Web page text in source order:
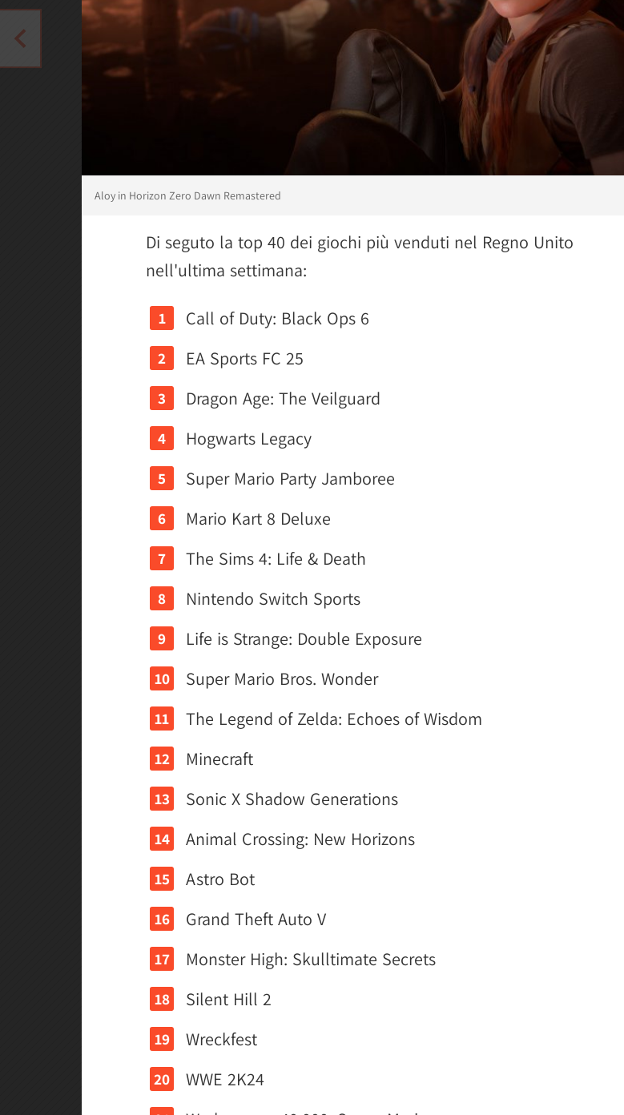
Aloy in Horizon Zero Dawn Remastered
Di seguto la top 40 dei giochi più venduti nel Regno Unito
nell'ultima settimana:
Call of Duty: Black Ops 6
EA Sports FC 25
Dragon Age: The Veilguard
Hogwarts Legacy
Super Mario Party Jamboree
Mario Kart 8 Deluxe
The Sims 4: Life & Death
Nintendo Switch Sports
Life is Strange: Double Exposure
Super Mario Bros. Wonder
The Legend of Zelda: Echoes of Wisdom
Minecraft
Sonic X Shadow Generations
Animal Crossing: New Horizons
Astro Bot
Grand Theft Auto V
Monster High: Skulltimate Secrets
Silent Hill 2
Wreckfest
WWE 2K24